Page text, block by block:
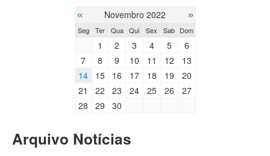
« Novembro 2022 »
Seg Ter Qua Qui Sex Sab Dom
1 2 3 4 5
6
7
8 9 10 11 12
13
14
15 16 17 18 19
20
21
22 23 24 25 26
27
28
29 30
Arquivo Notícias